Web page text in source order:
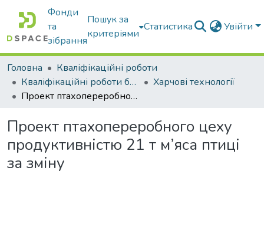
Фонди
та
зібрання
Пошук за
критеріями
Статистика Увійти
Головна
Кваліфікаційні роботи
Кваліфікаційні роботи бакалаврів
Харчові технології
Проект птахопереробного цеху продуктивністю 21 т м’яса птиці за зміну
Проект птахопереробного цеху
продуктивністю 21 т м’яса птиці
за зміну